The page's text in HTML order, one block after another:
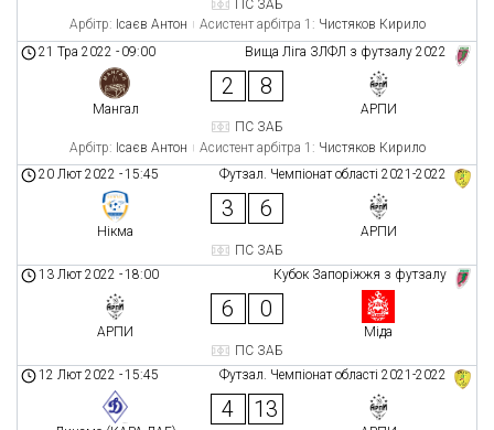
ПС ЗАБ
Арбітр: Ісаєв Антон Асистент арбітра 1: Чистяков Кирило
Вища Ліга ЗЛФЛ з футзалу 2022
21 Тра 2022 - 09:00
Мангал
2 8
АРПИ
ПС ЗАБ
Арбітр: Ісаєв Антон Асистент арбітра 1: Чистяков Кирило
Футзал. Чемпіонат області 2021-2022
20 Лют 2022 -15:45
Нікма
3 6
АРПИ
ПС ЗАБ
Кубок Запоріжжя з футзалу
13 Лют 2022 -18:00
АРПИ
6 0
Міда
ПС ЗАБ
Футзал. Чемпіонат області 2021-2022
12 Лют 2022 -15:45
4 13